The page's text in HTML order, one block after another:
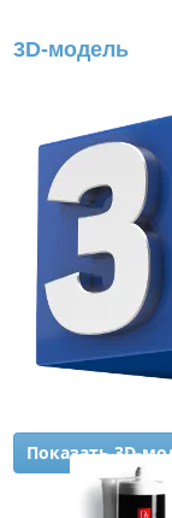
3D-модель
Показать 3D-